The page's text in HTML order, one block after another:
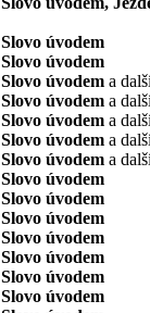
Slovo úvodem
Slovo úvodem
Slovo úvodem a
Slovo úvodem a
Slovo úvodem a
Slovo úvodem a
Slovo úvodem a
Slovo úvodem
Slovo úvodem
Slovo úvodem
Slovo úvodem
Slovo úvodem
Slovo úvodem
Slovo úvodem